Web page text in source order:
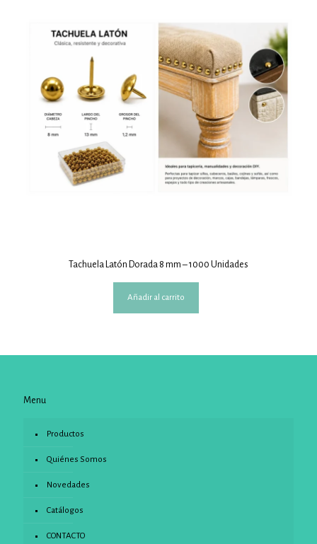
Tachuela Latón Dorada 8 mm – 1000 Unidades
Añadir al carrito
Menu
Productos
Quiénes Somos
Novedades
Catálogos
CONTACTO